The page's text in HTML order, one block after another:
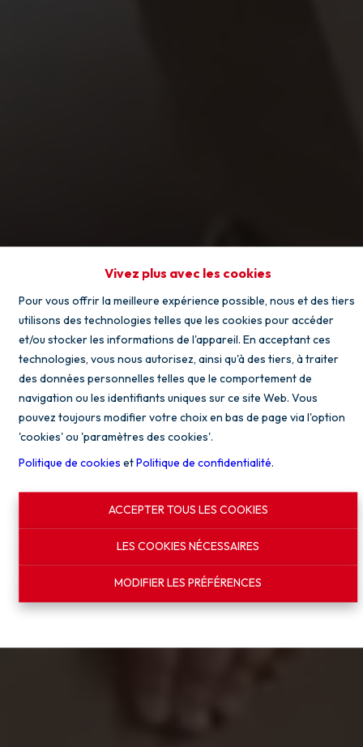
Vivez plus avec les cookies
Pour vous offrir la meilleure expérience possible, nous et des tiers
utilisons des technologies telles que les cookies pour accéder
et/ou stocker les informations de l'appareil. En acceptant ces
technologies, vous nous autorisez, ainsi qu'à des tiers, à traiter
des données personnelles telles que le comportement de
navigation ou les identifiants uniques sur ce site Web. Vous
pouvez toujours modifier votre choix en bas de page via l'option
'cookies' ou 'paramètres des cookies'.
Politique de cookies etPolitique de confidentialité.
ACCEPTER TOUS LES COOKIES
LES COOKIES NÉCESSAIRES
MODIFIER LES PRÉFÉRENCES
CAP'HOUSES
Une équipe incontournable au service de
votre bien
TROUVEZ VOTRE MAISON IDÉALE